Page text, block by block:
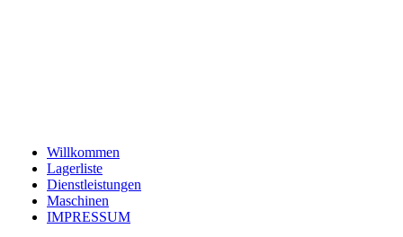
Willkommen
Lagerliste
Dienstleistungen
Maschinen
IMPRESSUM